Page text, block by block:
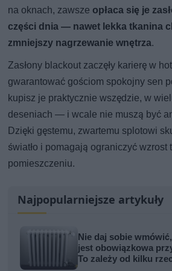
na oknach, zawsze opłaca się je
części dnia — nawet lekka tkanina
zmniejszy nagrzewanie wnętrza.
Zasłony blackout zaczęły karierę w
gwarantować gościom spokojny sen
kupisz je praktycznie wszędzie, w
deseniach — i wcale nie muszą być
Dzięki gęstemu, zwartemu splotowi
światło i pomagają ograniczyć wzrost
pomieszczeniu.
Najpopularniejsze artykuły
Nie daj sobie
jest obowiązkowa
To zależy od kilku